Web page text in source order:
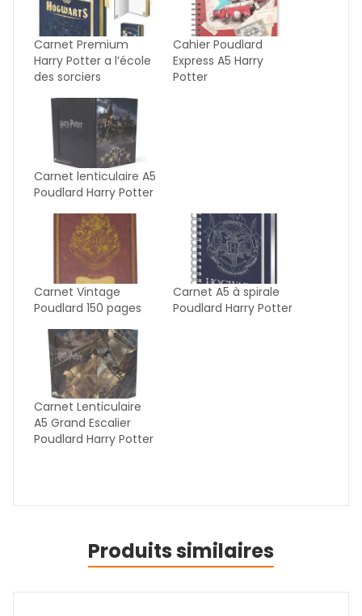
Carnet Premium
Harry Potter a l’école
des sorciers
Cahier Poudlard
Express A5 Harry
Potter
Carnet lenticulaire A5
Poudlard Harry Potter
Carnet Vintage
Poudlard 150 pages
Carnet A5 à spirale
Poudlard Harry Potter
Carnet Lenticulaire
A5 Grand Escalier
Poudlard Harry Potter
Produits similaires